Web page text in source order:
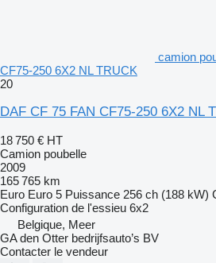
camion
CF75-250 6X2 NL TRUCK
20
DAF CF 75 FAN CF75-250 6X2 NL
18 750 € HT
Camion poubelle
2009
165 765 km
Euro Euro 5 Puissance 256 ch (188 kW)
Configuration de l'essieu 6x2
Belgique, Meer
GA den Otter bedrijfsauto’s BV
Contacter le vendeur